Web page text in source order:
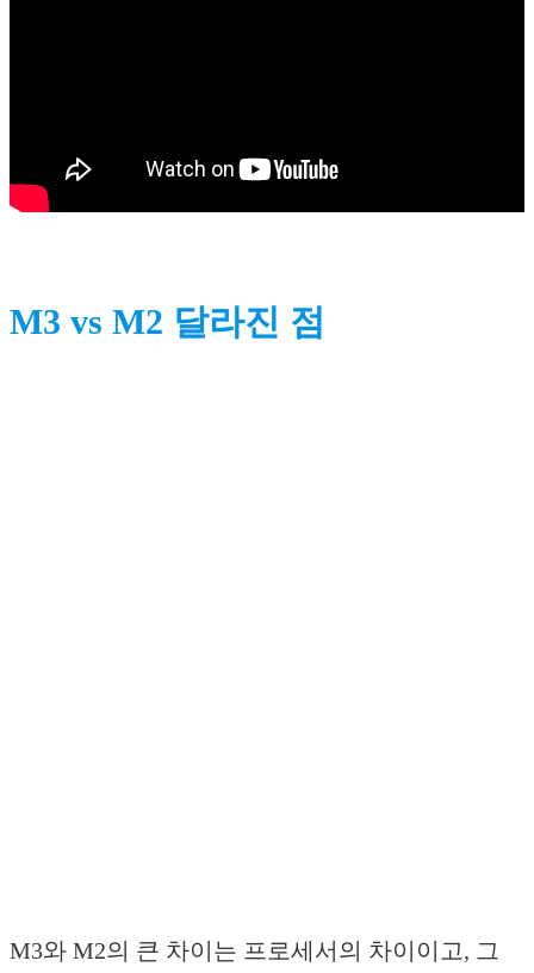
M3 vs M2 달라진 점
M3와 M2의 큰 차이는 프로세서의 차이이고, 그